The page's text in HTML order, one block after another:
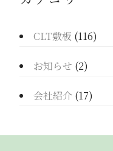
CLT敷板 (116)
お知らせ (2)
会社紹介 (17)